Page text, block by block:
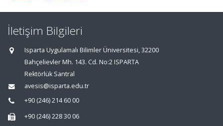
İletişim Bilgileri
Isparta Uygulamalı Bilimler Üniversitesi, 32200
Bahçelievler Mh. 143. Cd. No:2 ISPARTA
Rektörlük Santral
avesis@isparta.edu.tr
+90 (246) 214 60 00
+90 (246) 228 30 06